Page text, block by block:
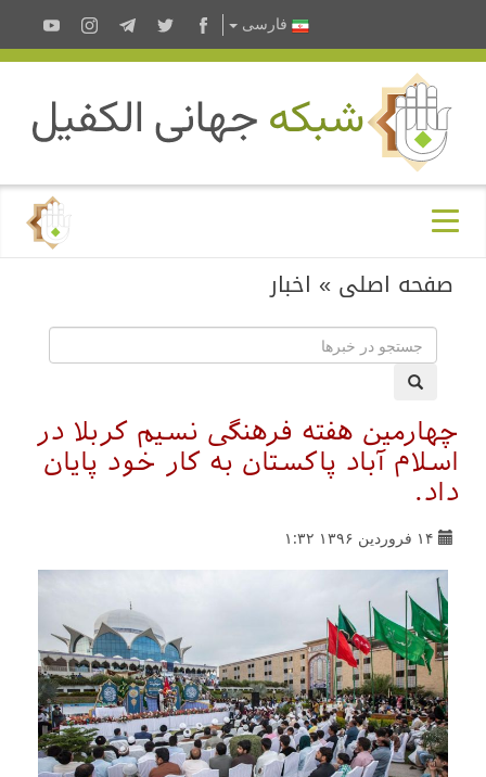
فارسى
صفحه اصلی » اخبار
چهارمین هفته فرهنگی نسیم کربلا در
اسلام آباد پاکستان به کار خود پایان
داد.
۱۴ فروردین ۱۳۹۶ ۱:۳۲